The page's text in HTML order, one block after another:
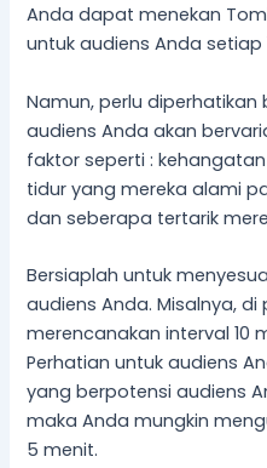
Anda dapat menekan
untuk audiens Anda setiap
Namun, perlu
audiens Anda akan
faktor seperti :
tidur yang mereka alami
dan seberapa tertarik
Bersiaplah untuk
audiens Anda. Misalnya,
merencanakan interval 10
Perhatian untuk audiens
yang berpotensi audiens
maka Anda mungkin
5 menit.